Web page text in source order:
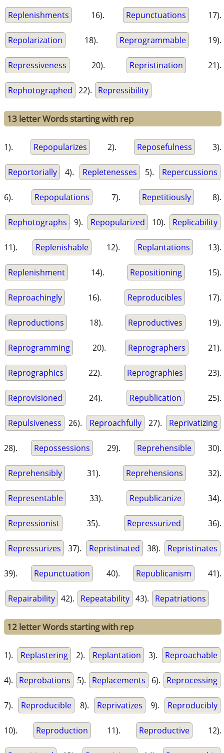
Replenishments 16). Repunctuations 17).
Repolarization 18). Reprogrammable 19).
Repressiveness 20). Repristination 21).
Rephotographed 22). Repressibility
13 letter Words starting with rep
1). Repopularizes 2). Reposefulness 3).
Reportorially 4). Repletenesses 5). Repercussions
6). Repopulations 7). Repetitiously 8).
Rephotographs 9). Repopularized 10). Replicability
11). Replenishable 12). Replantations 13).
Replenishment 14). Repositioning 15).
Reproachingly 16). Reproducibles 17).
Reproductions 18). Reproductives 19).
Reprogramming 20). Reprographers 21).
Reprographics 22). Reprographies 23).
Reprovisioned 24). Republication 25).
Repulsiveness 26). Reproachfully 27). Reprivatizing
28). Repossessions 29). Reprehensible 30).
Reprehensibly 31). Reprehensions 32).
Representable 33). Republicanize 34).
Repressionist 35). Repressurized 36).
Repressurizes 37). Repristinated 38). Repristinates
39). Repunctuation 40). Republicanism 41).
Repairability 42). Repeatability 43). Repatriations
12 letter Words starting with rep
1). Replastering 2). Replantation 3). Reproachable
4). Reprobations 5). Replacements 6). Reprocessing
7). Reproducible 8). Reprivatizes 9). Reproducibly
10). Reproduction 11). Reproductive 12).